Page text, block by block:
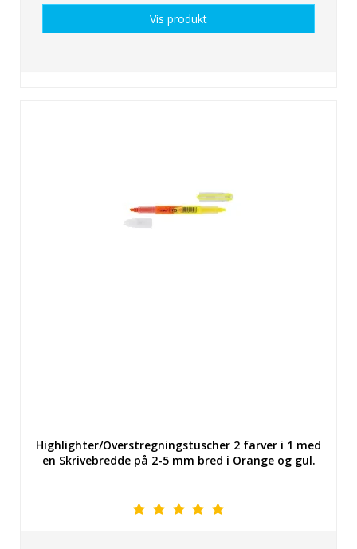
Vis produkt
Highlighter/Overstregningstuscher 2 farver i 1 med
en Skrivebredde på 2-5 mm bred i Orange og gul.